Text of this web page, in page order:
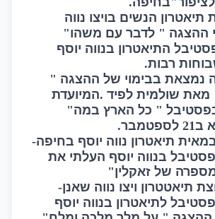
תיאטרון הנשים בויצו נווה
ההצגה "לדבר עם משהו"
התיאטרון בנווה יוסף
רבות.
נמצאת בבימוי של ההצגה "
מאת שולמית לפיד .המיועדת
" כל הארץ במה"
א ב21 לספטמבר.
תיאטרון נווה יוסף בחיפה-
בנווה יוסף העלתי את
של זאקלין"
תיאטטרון ויצו נווה שאנן-
לתיאטרון בנווה יוסף